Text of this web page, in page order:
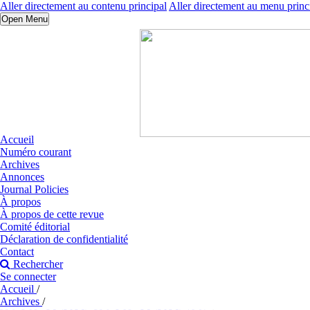
Aller directement au contenu principal Aller directement au menu
Open Menu
Accueil
Numéro courant
Archives
Annonces
Journal Policies
À propos
À propos de cette revue
Comité éditorial
Déclaration de confidentialité
Contact
Rechercher
Se connecter
Accueil /
Archives /